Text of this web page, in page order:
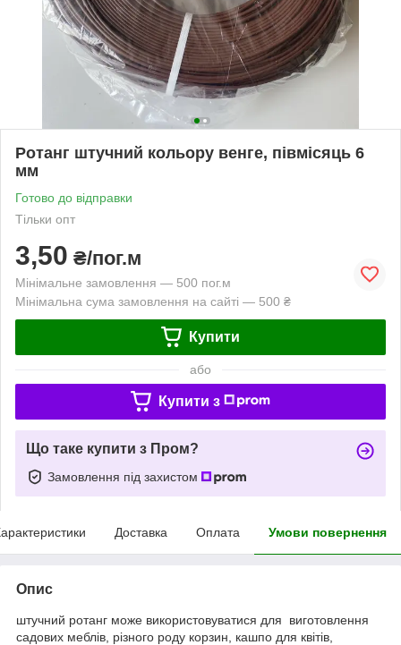
Ротанг штучний кольору венге, півмісяць 6
мм
Готово до відправки
Тільки опт
3,50 ₴/пог.м
Мінімальне замовлення — 500 пог.м
Мінімальна сума замовлення на сайті — 500 ₴
Купити
або
Купити з
Що таке купити з Пром?
Замовлення під захистом
Доставка Оплата Умови повернення
Опис
штучний ротанг може використовуватися для виготовлення
садових меблів, різного роду корзин, кашпо для квітів,